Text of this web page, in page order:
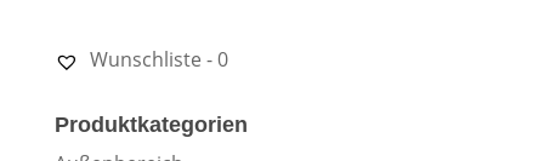
Wunschliste -0
Produktkategorien